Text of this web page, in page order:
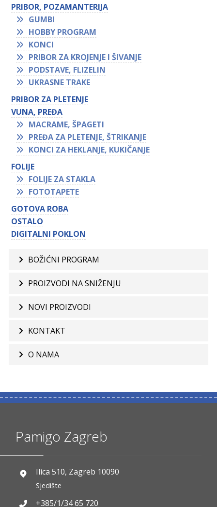
PRIBOR, POZAMANTERIJA
GUMBI
HOBBY PROGRAM
KONCI
PRIBOR ZA KROJENJE I ŠIVANJE
PODSTAVE, FLIZELIN
UKRASNE TRAKE
PRIBOR ZA PLETENJE
VUNA, PREĐA
MACRAME, ŠPAGETI
PREĐA ZA PLETENJE, ŠTRIKANJE
KONCI ZA HEKLANJE, KUKIČANJE
FOLIJE
FOLIJE ZA STAKLA
FOTOTAPETE
GOTOVA ROBA
OSTALO
DIGITALNI POKLON
BOŽIĆNI PROGRAM
PROIZVODI NA SNIŽENJU
NOVI PROIZVODI
KONTAKT
O NAMA
Pamigo Zagreb
Ilica 510, Zagreb 10090
Sjedište
+385/1/34 65 720